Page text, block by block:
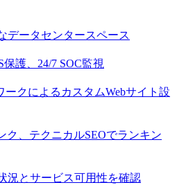
データセンタースペース
保護、24/7 SOC監視
ークによるカスタムWebサイト設
ク、テクニカルSEOでランキン
況とサービス可用性を確認